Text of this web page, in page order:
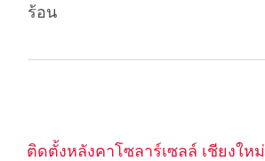
ร้อน
ติดตั้งหลังคาโซลาร์เซลล์ เชียงใหม่